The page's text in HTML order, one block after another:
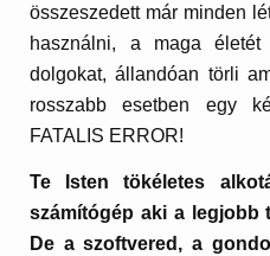
összeszedett már minden
használni, a maga
dolgokat, állandóan törli
rosszabb esetben egy
FATALIS ERROR!
Te Isten tökéletes
számítógép aki a legjobb
De a szoftvered, a